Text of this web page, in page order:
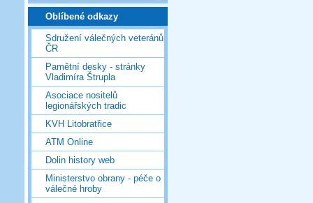
Oblíbené odkazy
Sdružení válečných veteránů
ČR
Pamětní desky - stránky
Vladimíra Štrupla
Asociace nositelů
legionářských tradic
KVH Litobratřice
ATM Online
Dolin history web
Ministerstvo obrany - péče o
válečné hroby